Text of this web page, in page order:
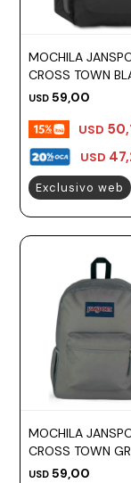
MOCHILA
CROSS TOWN
USD 59,00
USD
USD
Exclusivo web
MOCHILA
CROSS TOWN
GREY
USD 59,00